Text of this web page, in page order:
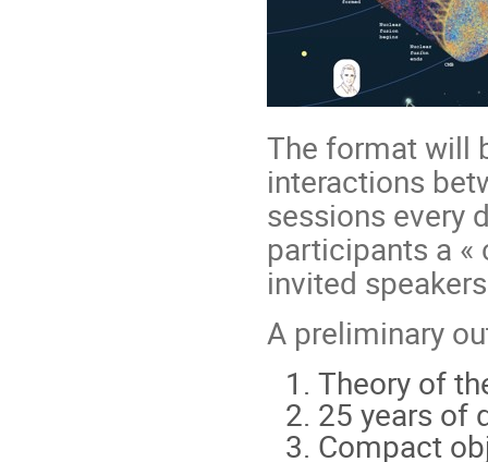
The format will
interactions
sessions every
participants a «
invited
A preliminary
Theory of
25 years of
Compact